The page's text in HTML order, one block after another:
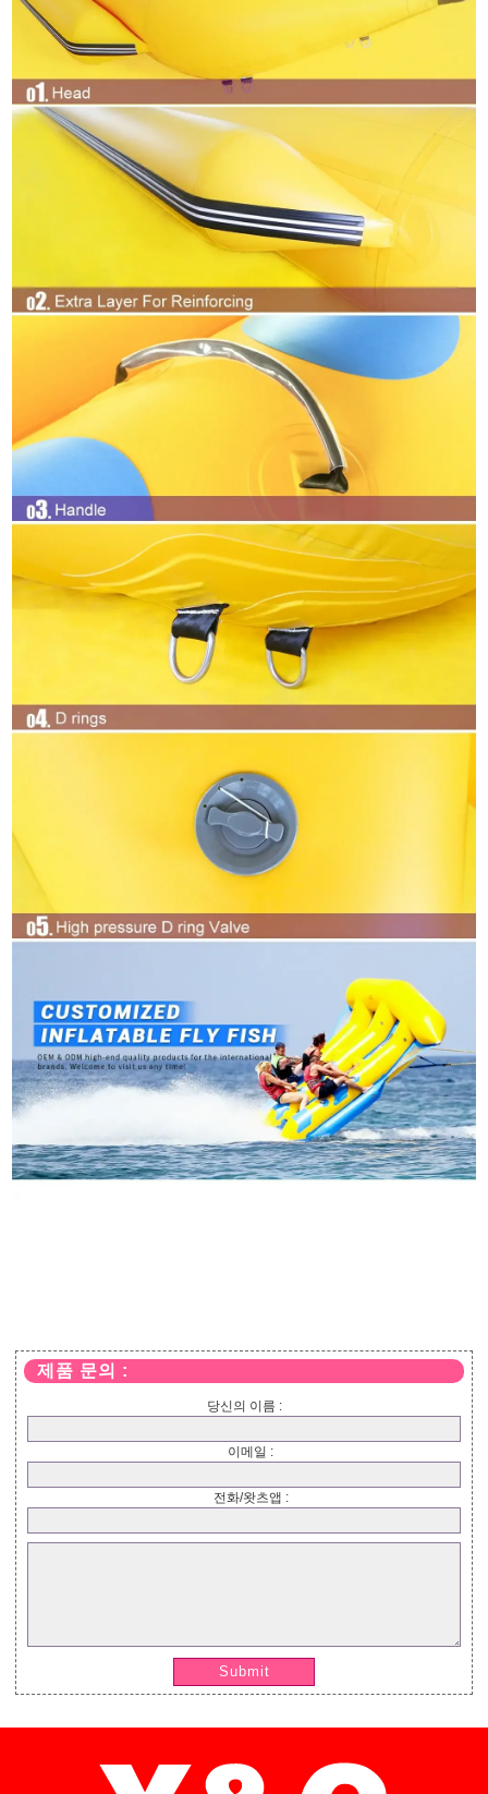
제품 문의 :
당신의 이름 :
이메일 :
전화/왓츠앱 :
Submit